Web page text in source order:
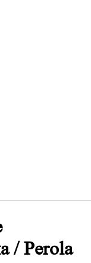
/ Perola